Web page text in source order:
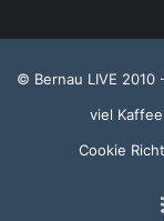
© Bernau LIVE
viel
Cookie